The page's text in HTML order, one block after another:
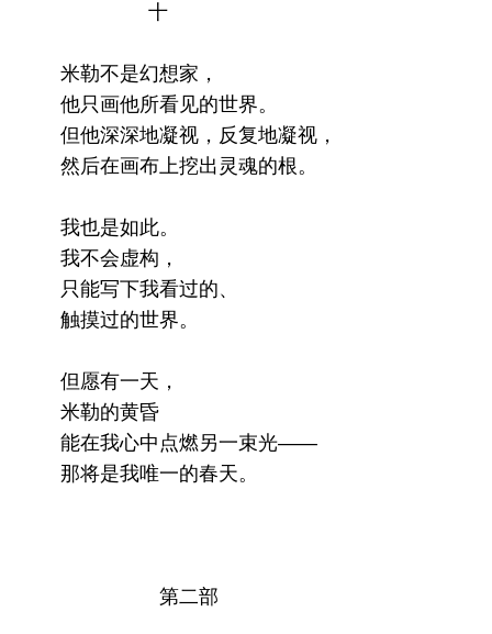
十
米勒不是幻想家，
他只画他所看见的世界。
但他深深地凝视，反复地凝视，
然后在画布上挖出灵魂的根。
我也是如此。
我不会虚构，
只能写下我看过的、
触摸过的世界。
但愿有一天，
米勒的黄昏
能在我心中点燃另一束光——
那将是我唯一的春天。
第二部